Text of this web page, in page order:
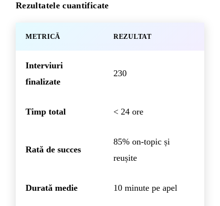
Rezultatele cuantificate
METRICĂ REZULTAT
Interviuri
finalizate
230
Timp total < 24 ore
Rată de succes
85% on-topic și
reușite
Durată medie 10 minute pe apel